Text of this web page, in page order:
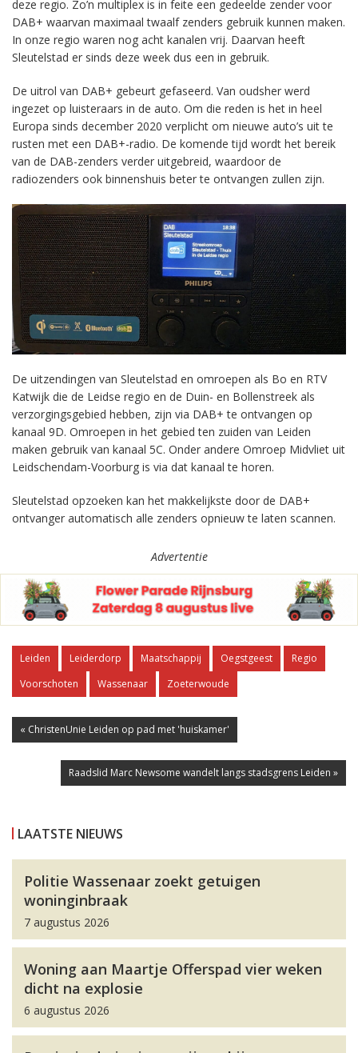
deze regio. Zo’n multiplex is in feite een gedeelde zender voor
DAB+ waarvan maximaal twaalf zenders gebruik kunnen maken.
In onze regio waren nog acht kanalen vrij. Daarvan heeft
Sleutelstad er sinds deze week dus een in gebruik.
De uitrol van DAB+ gebeurt gefaseerd. Van oudsher werd
ingezet op luisteraars in de auto. Om die reden is het in heel
Europa sinds december 2020 verplicht om nieuwe auto’s uit te
rusten met een DAB+-radio. De komende tijd wordt het bereik
van de DAB-zenders verder uitgebreid, waardoor de
radiozenders ook binnenshuis beter te ontvangen zullen zijn.
De uitzendingen van Sleutelstad en omroepen als Bo en RTV
Katwijk die de Leidse regio en de Duin- en Bollenstreek als
verzorgingsgebied hebben, zijn via DAB+ te ontvangen op
kanaal 9D. Omroepen in het gebied ten zuiden van Leiden
maken gebruik van kanaal 5C. Onder andere Omroep Midvliet uit
Leidschendam-Voorburg is via dat kanaal te horen.
Sleutelstad opzoeken kan het makkelijkste door de DAB+
ontvanger automatisch alle zenders opnieuw te laten scannen.
Advertentie
Leiden Leiderdorp Maatschappij Oegstgeest
Regio
Voorschoten
Wassenaar Zoeterwoude
« ChristenUnie Leiden op pad met 'huiskamer'
Raadslid Marc Newsome wandelt langs stadsgrens Leiden »
LAATSTE NIEUWS
Politie Wassenaar zoekt getuigen
woninginbraak
7 augustus 2026
Woning aan Maartje Offerspad vier weken
dicht na explosie
6 augustus 2026